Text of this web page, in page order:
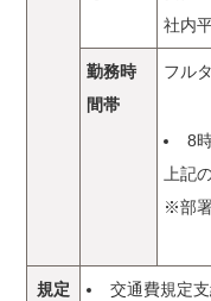
社内
勤務時
間帯
フル
8
上記
※部
規定
交通費規定